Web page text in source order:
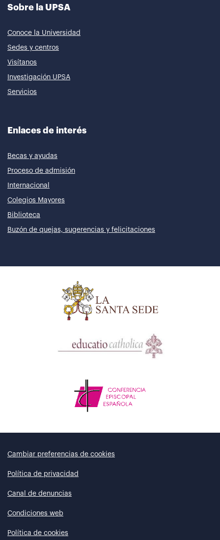
Sobre la UPSA
Conoce la Universidad
Sedes y centros
Visítanos
Investigación UPSA
Servicios
Enlaces de interés
Becas y ayudas
Proceso de admisión
Internacional
Colegios Mayores
Biblioteca
Buzón de quejas, sugerencias y felicitaciones
Cambiar preferencias de cookies
Política de privacidad
Canal de denuncias
Condiciones web
Política de cookies